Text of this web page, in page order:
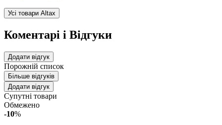
Усі товари Altax
Коментарі і Відгуки
Додати відгук
Порожній список
Більше відгуків
Додати відгук
Супутні товари
Обмежено
-10%